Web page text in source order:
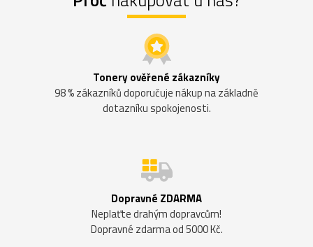
Tonery ověřené zákazníky
98 % zákazníků doporučuje nákup na základně
dotazníku spokojenosti.
Dopravné ZDARMA
Neplaťte drahým dopravcům!
Dopravné zdarma od 5000 Kč.